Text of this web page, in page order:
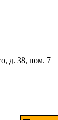
д. 38, пом. 7